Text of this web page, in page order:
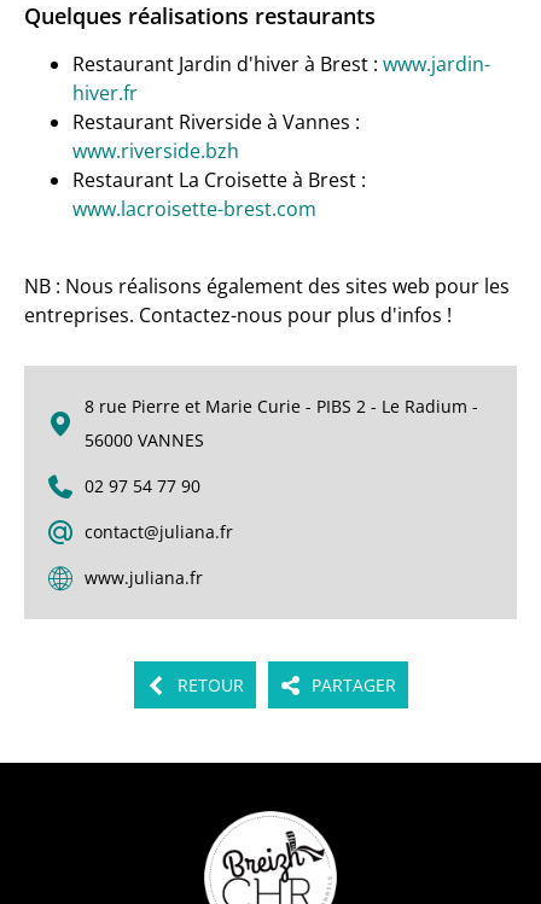
Quelques réalisations restaurants
Restaurant Jardin d'hiver à Brest : www.jardin-
hiver.fr
Restaurant Riverside à Vannes :
www.riverside.bzh
Restaurant La Croisette à Brest :
www.lacroisette-brest.com
NB : Nous réalisons également des sites web pour les
entreprises. Contactez-nous pour plus d'infos !
8 rue Pierre et Marie Curie - PIBS 2 - Le Radium -
56000 VANNES
02 97 54 77 90
contact@juliana.fr
www.juliana.fr
RETOUR PARTAGER